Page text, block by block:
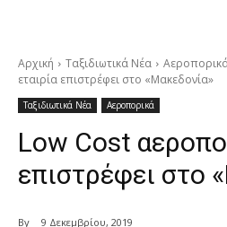
Αρχική Ταξιδιωτικά Νέα
εταιρία επιστρέφει στο «Μακεδονία»
Ταξιδιωτικά Νέα Αεροπορικά
Low Cost
επιστρέφει στο
By 9 Δεκεμβρίου, 2019